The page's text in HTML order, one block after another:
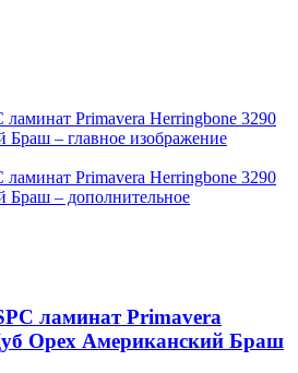
ламинат Primavera
Орех Американский Браш